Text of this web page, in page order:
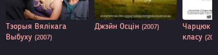
Тэорыя Вялікага
Выбуху (2007)
Джэйн Осцін (2007)
Чарцюк з
класу